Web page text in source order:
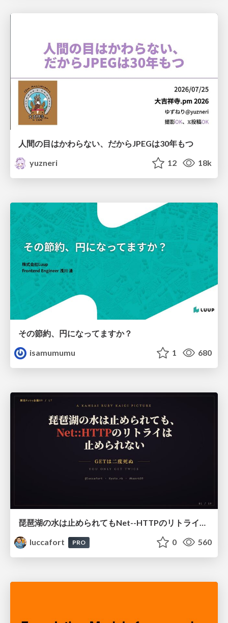
人間の目はかわらない、だからJPEGは30年もつ
yuzneri
12 18k
その節約、円になってますか？
isamumumu
1 680
琵琶湖の水は止められてもNet--HTTPのリトライは止められない / You might be able to stop the water flow of Lake Biwa but you can't stop Net::HTTP retries
luccafort
PRO 0 560